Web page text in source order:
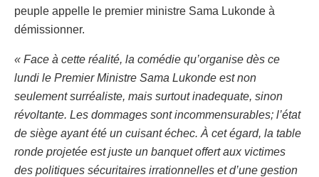
peuple appelle le premier ministre Sama Lukonde à
démissionner.
« Face à cette réalité, la comédie qu’organise dès ce
lundi le Premier Ministre Sama Lukonde est non
seulement surréaliste, mais surtout inadequate, sinon
révoltante. Les dommages sont incommensurables; l’état
de siège ayant été un cuisant échec. À cet égard, la table
ronde projetée est juste un banquet offert aux victimes
des politiques sécuritaires irrationnelles et d’une gestion